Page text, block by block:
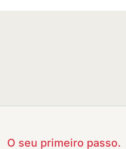
O seu primeiro passo.